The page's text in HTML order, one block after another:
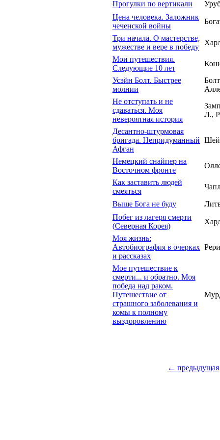
Прогулки по вертикали
Цена человека. Заложник
чеченской войны
Три начала. О мастерстве,
мужестве и вере в победу
Мои путешествия.
Следующие 10 лет
Усэйн Болт. Быстрее
молнии
Не отступать и не
сдаваться. Моя
невероятная история
Л.,
Десантно-штурмовая
бригада. Непридуманный
Афган
Немецкий снайпер на
Восточном фронте
Как заставить людей
смеяться
Выше Бога не буду
Побег из лагеря смерти
(Северная Корея)
Моя жизнь:
Автобиография в очерках
и рассказах
Мое путешествие к
смерти... и обратно. Моя
победа над раком.
Путешествие от
страшного заболевания и
комы к полному
выздоровлению
← предыдущая